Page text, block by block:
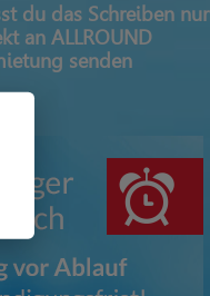
du das Schreiben nur
an ALLROUND
senden